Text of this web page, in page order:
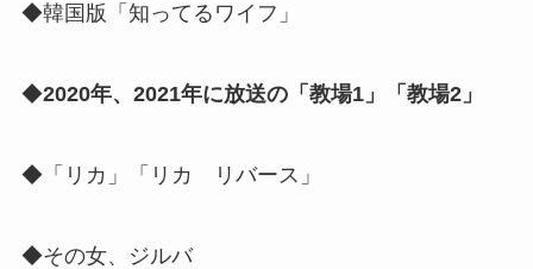
◆韓国版「知ってるワイフ」
◆2020年、2021年に放送の「教場1」「教場2」
◆「リカ」「リカ リバース」
◆その女、ジルバ